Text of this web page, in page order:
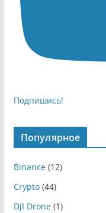
Подпишись!
Популярное
Binance(12)
Crypto(44)
DJI Drone(1)